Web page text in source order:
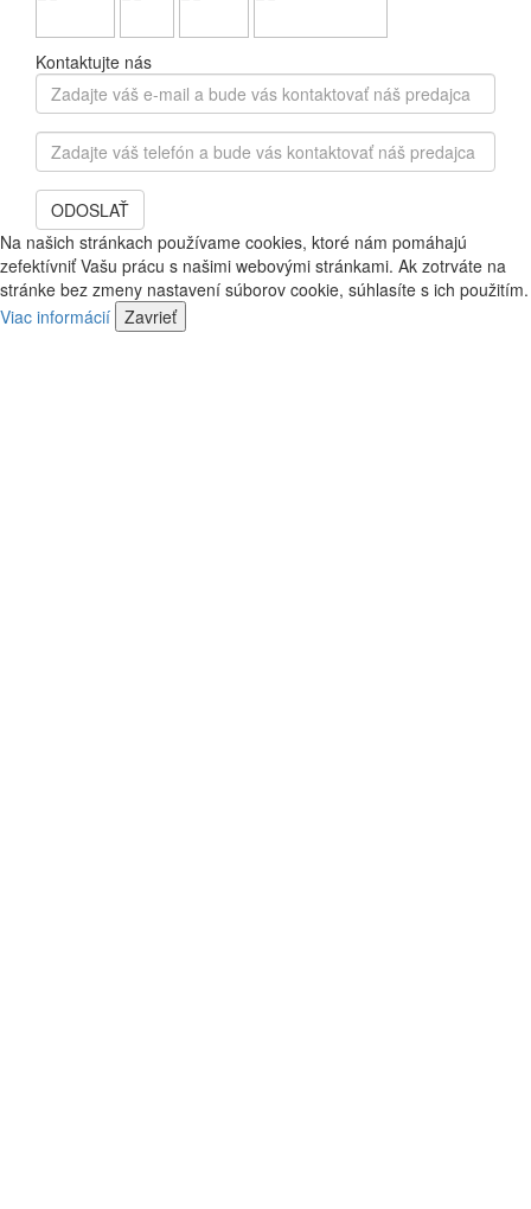
Kontaktujte nás
Zadajte
váš
e-
mail
a
bude
vás
kontaktovať
náš
predajca
Zadajte
váš
telefón
bude
vás
kontaktovať
náš
ODOSLAŤ
Na našich stránkach používame cookies, ktoré nám pomáhajú
zefektívniť Vašu prácu s našimi webovými stránkami. Ak zotrváte na
stránke bez zmeny nastavení súborov cookie, súhlasíte s ich použitím.
Viac informácií Zavrieť